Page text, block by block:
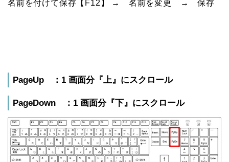
名前を付けて保存【F12】 → 名前を変更 → 保存
PageUp ：1 画面分『上』にスクロール
PageDown ：1 画面分『下』にスクロール